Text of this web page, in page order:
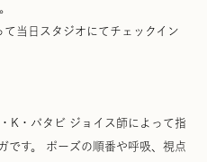
当日スタジオにてチェックイン
K・パタビ ジョイス師によって指
です。 ポーズの順番や呼吸、視点